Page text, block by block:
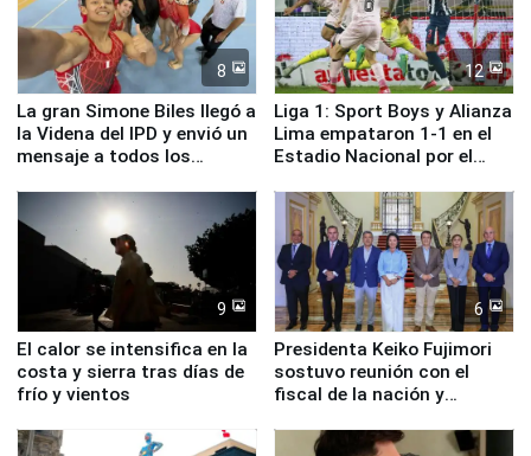
8
La gran Simone Biles llegó a
la Videna del IPD y envió un
mensaje a todos los
12
Liga 1: Sport Boys y Alianza
Lima empataron 1-1 en el
Estadio Nacional por el
9
El calor se intensifica en la
costa y sierra tras días de
frío y vientos
6
Presidenta Keiko Fujimori
sostuvo reunión con el
fiscal de la nación y